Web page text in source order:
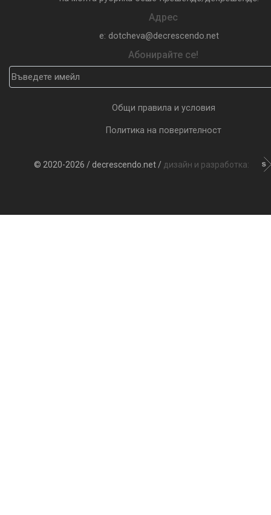
Адрес
e: dotcheva@decrescendo.net
Абонирайте се!
Общи правила и условия
Политика на поверителност
© 2020-2026 / decrescendo.net / дизайн и разработка: